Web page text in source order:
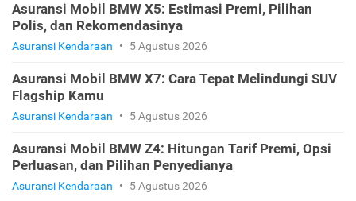
Asuransi Mobil BMW X5: Estimasi Premi, Pilihan
Polis, dan Rekomendasinya
Asuransi Kendaraan • 5 Agustus 2026
Asuransi Mobil BMW X7: Cara Tepat Melindungi SUV
Flagship Kamu
Asuransi Kendaraan • 5 Agustus 2026
Asuransi Mobil BMW Z4: Hitungan Tarif Premi, Opsi
Perluasan, dan Pilihan Penyedianya
Asuransi Kendaraan • 5 Agustus 2026